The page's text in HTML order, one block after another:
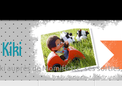
auprès de Momiflette, ses